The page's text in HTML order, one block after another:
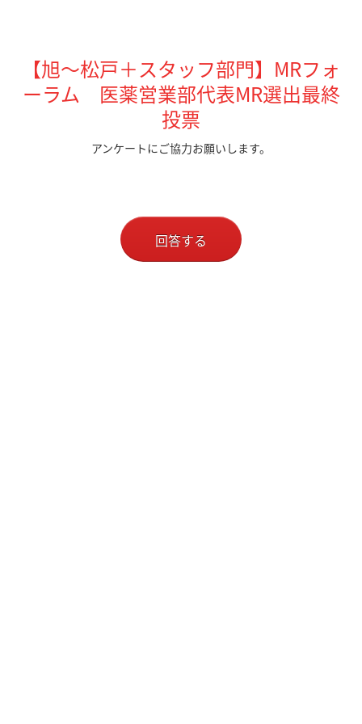
【旭～松戸＋スタッフ部門】MRフォ
ーラム 医薬営業部代表MR選出最終
投票
アンケートにご協力お願いします。
回答する